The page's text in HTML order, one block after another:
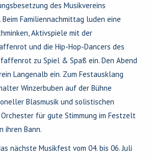
des Musikvereins
Familiennachmittag luden eine
Aktivspiele mit der
und die Hip-Hop-Dancers des
zu Spiel & Spaß ein. Den Abend
Langenalb ein. Zum Festausklang
Winzerbuben auf der Bühne
Blasmusik und solistischen
für gute Stimmung im Festzelt
ihren Bann.
nächste Musikfest vom 04. bis 06. Juli